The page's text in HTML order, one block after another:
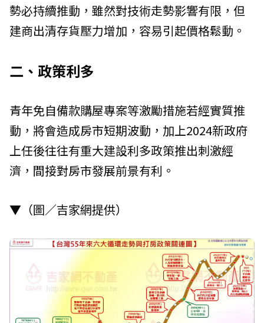
勢必持續推動，雖然對技術走勢影響有限，但
建商出清存貨壓力增加，容易引起價格鬆動。
二、政策利多
青年免自備款購屋專案等激勵措施若經實質推
動，將會造成房市短期波動，加上2024新政府
上任後往往有重大建設利多政策推出刺激經
濟，間接對房市發展前景有利。
▼（圖／吉家網提供）